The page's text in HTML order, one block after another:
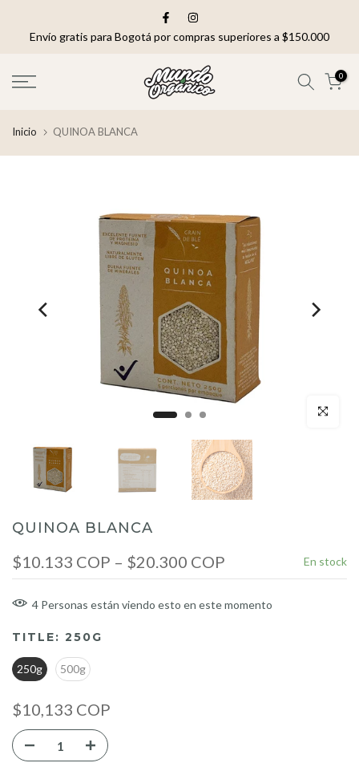
Envío gratis para Bogotá por compras superiores a $150.000
0
Inicio QUINOA BLANCA
Click para
QUINOA BLANCA
$10.133 COP – $20.300 COP En stock
4 Personas están viendo esto en este momento
TITLE: 250G
250g 500g
$10,133 COP